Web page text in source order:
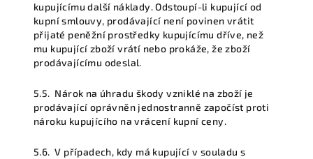
kupujícímu další náklady. Odstoupí-li kupující od
kupní smlouvy, prodávající není povinen vrátit
přijaté peněžní prostředky kupujícímu dříve, než
mu kupující zboží vrátí nebo prokáže, že zboží
prodávajícímu odeslal.
5.5. Nárok na úhradu škody vzniklé na zboží je
prodávající oprávněn jednostranně započíst proti
nároku kupujícího na vrácení kupní ceny.
5.6.V případech, kdy má kupující v souladu s